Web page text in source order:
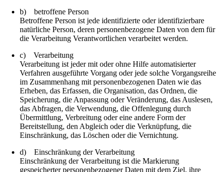
b) betroffene Person
Betroffene Person ist jede identifizierte oder identifizierbare
natürliche Person, deren personenbezogene Daten von dem für
die Verarbeitung Verantwortlichen verarbeitet werden.
c) Verarbeitung
Verarbeitung ist jeder mit oder ohne Hilfe automatisierter
Verfahren ausgeführte Vorgang oder jede solche Vorgangsreihe
im Zusammenhang mit personenbezogenen Daten wie das
Erheben, das Erfassen, die Organisation, das Ordnen, die
Speicherung, die Anpassung oder Veränderung, das Auslesen,
das Abfragen, die Verwendung, die Offenlegung durch
Übermittlung, Verbreitung oder eine andere Form der
Bereitstellung, den Abgleich oder die Verknüpfung, die
Einschränkung, das Löschen oder die Vernichtung.
d) Einschränkung der Verarbeitung
Einschränkung der Verarbeitung ist die Markierung
gespeicherter personenbezogener Daten mit dem Ziel, ihre